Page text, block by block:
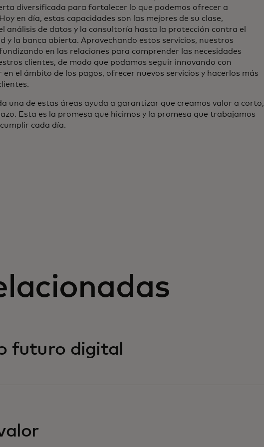
diversificada para fortalecer lo que podemos ofrecer a
en día, estas capacidades son las mejores de su clase,
análisis de datos y la consultoría hasta la protección contra el
y la banca abierta. Aprovechando estos servicios, nuestros
en las relaciones para comprender las necesidades
clientes, de modo que podamos seguir innovando con
el ámbito de los pagos, ofrecer nuevos servicios y hacerlos más
una de estas áreas ayuda a garantizar que creamos valor a corto,
Esta es la promesa que hicimos y la promesa que trabajamos
cada día.
futuro digital